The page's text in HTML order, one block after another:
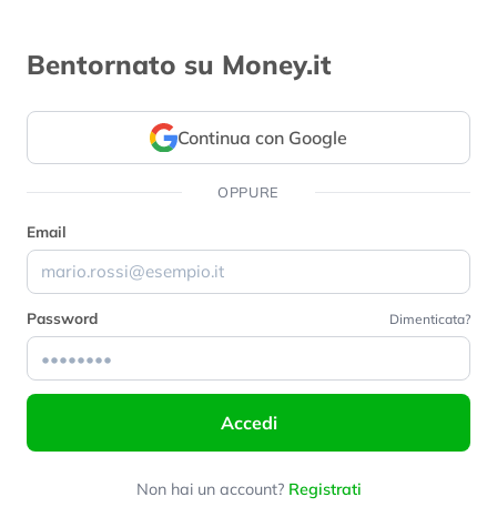
Bentornato su Money.it
Continua con Google
OPPURE
Email
Password Dimenticata?
Accedi
Non hai un account? Registrati